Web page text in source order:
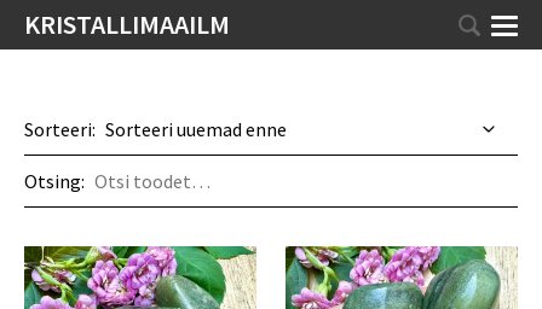
KRISTALLIMAAILM
Sorteeri:
Otsing: